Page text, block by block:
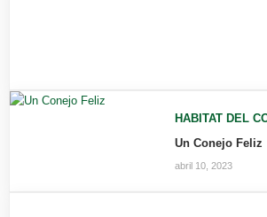
HABITAT DEL
Un Conejo Feliz
abril 10, 2023